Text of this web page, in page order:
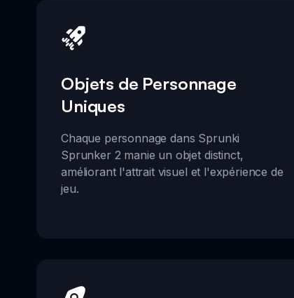
Objets de Personnage
Uniques
Chaque personnage dans Sprunki
Sprunker 2 manie un objet distinct,
améliorant l'attrait visuel et l'expérience de
jeu.